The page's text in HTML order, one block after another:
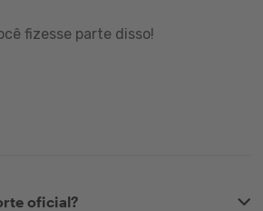
fizesse parte disso!
oficial?